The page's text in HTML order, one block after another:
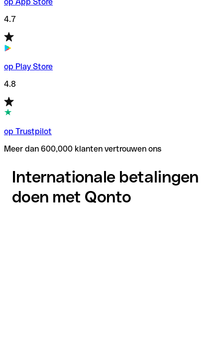
op App Store
4.7
op Play Store
4.8
op Trustpilot
Meer dan 600,000 klanten vertrouwen ons
Internationale betalingen
doen met Qonto